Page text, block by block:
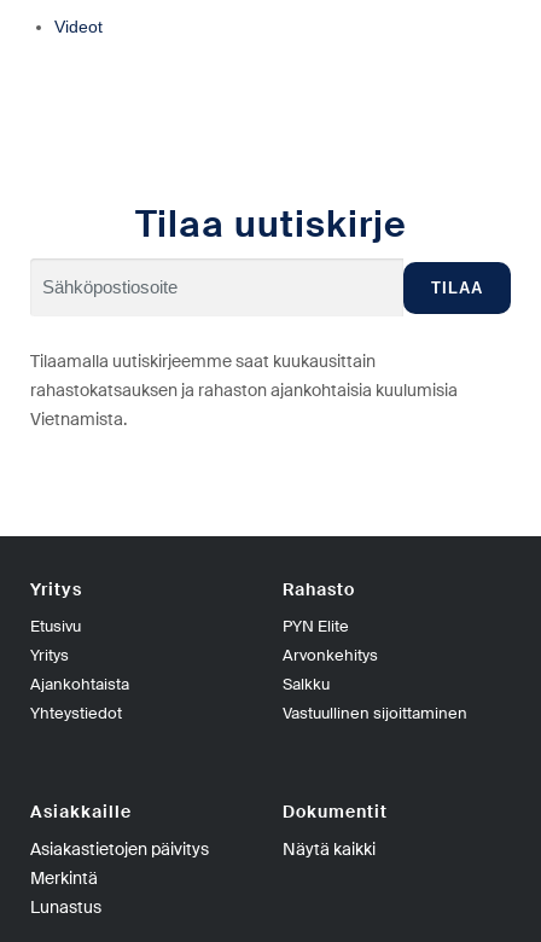
Videot
Tilaa uutiskirje
Tilaamalla uutiskirjeemme saat kuukausittain
rahastokatsauksen ja rahaston ajankohtaisia kuulumisia
Vietnamista.
Yritys
Etusivu
Yritys
Ajankohtaista
Yhteystiedot
Rahasto
PYN Elite
Arvonkehitys
Salkku
Vastuullinen sijoittaminen
Asiakkaille
Asiakastietojen päivitys
Merkintä
Lunastus
Dokumentit
Näytä kaikki